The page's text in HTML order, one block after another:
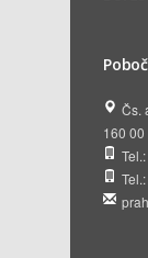
Čs.
160